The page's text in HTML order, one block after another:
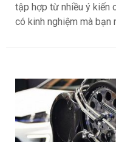
tập hợp từ nhiều ý kiến
có kinh nghiệm mà bạn